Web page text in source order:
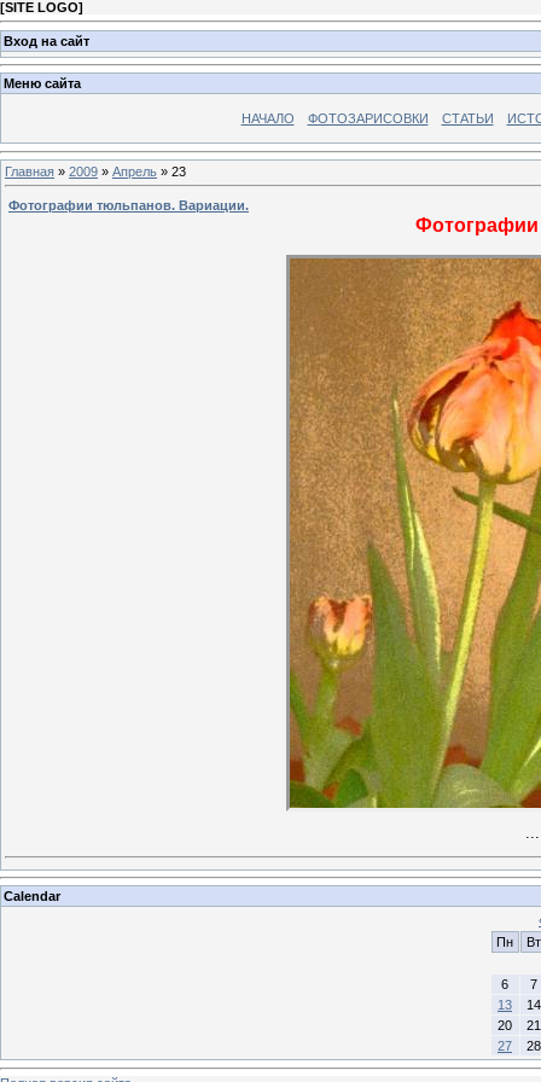
[SITE LOGO]
Вход на сайт
Меню сайта
НАЧАЛО ФОТОЗАРИСОВКИ СТАТЬИ
Главная » 2009 » Апрель » 23
Фотографии тюльпанов. Вариации.
Calendar
Пн
Вт
6
7
13
14
20
21
27
28